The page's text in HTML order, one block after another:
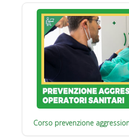
Corso prevenzione